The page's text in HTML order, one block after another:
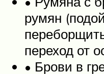
румян
переход от
• Брови в